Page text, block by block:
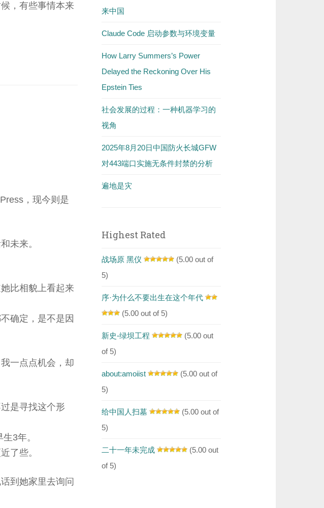
，有些事情本来
，现今则是
未来。
比相貌上看起来
确定，是不是因
一点点机会，却
是寻找这个形
3年。
了些。
到她家里去询问
来中国
Claude Code 启动参数与环境变量
How Larry Summers’s Power
Delayed the Reckoning Over His
Epstein Ties
社会发展的过程：一种机器学习的
视角
2025年8月20日中国防火长城GFW
对443端口实施无条件封禁的分析
遍地是灾
Highest Rated
战场原 黑仪
(5.00 out of
5)
序·为什么不要出生在这个年代
(5.00 out of 5)
新史-绿坝工程
(5.00 out
of 5)
about:amoiist
(5.00 out of
5)
给中国人扫墓
(5.00 out of
5)
二十一年未完成
(5.00 out
of 5)